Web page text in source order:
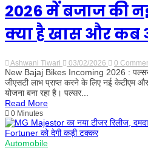
2026 में बजाज की
क्या है खास और कब
Ashwani Tiwari 03/02/2026 0
New Bajaj Bikes Incoming 2026 :
जीएसटी लाभ प्राप्त करने के लिए नई केटीएम
योजना बना रहा है। पल्सर...
Read More
0 Minutes
Automobile